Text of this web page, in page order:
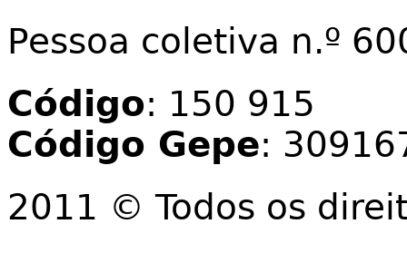
Pessoa coletiva n.º
Código: 150 915
Código Gepe:
2011 © Todos os